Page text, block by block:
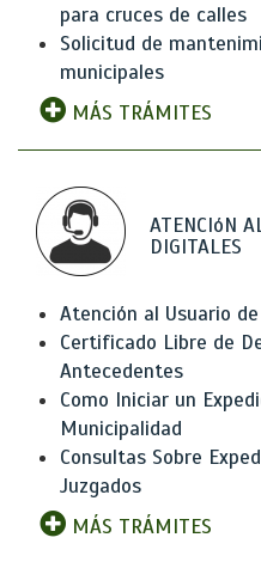
para cruces de calles
Solicitud de
municipales
MÁS TRÁMITES
ATENCIóN
DIGITALES
Atención al Usuario
Certificado Libre de
Antecedentes
Como Iniciar un
Municipalidad
Consultas Sobre
Juzgados
MÁS TRÁMITES